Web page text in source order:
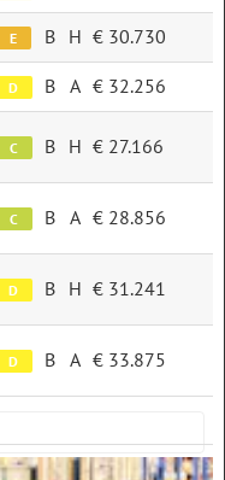
1.376
1.076
E B H € 30.730
D B A € 32.256
C B H € 27.166
C B A € 28.856
D B H € 31.241
D B A € 33.875